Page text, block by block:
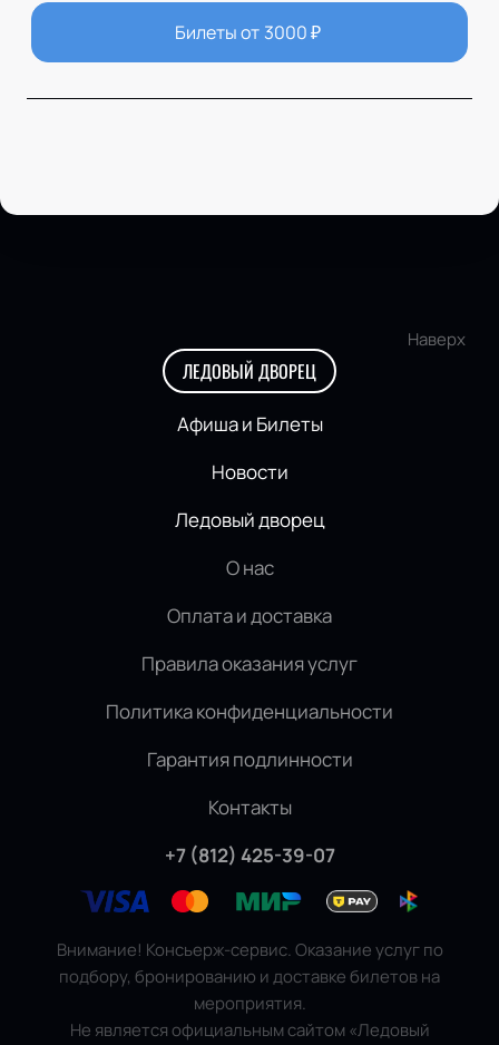
Билеты от 3000₽
Наверх
ЛЕДОВЫЙ ДВОРЕЦ
Афиша и Билеты
Новости
Ледовый дворец
О нас
Оплата и доставка
Правила оказания услуг
Политика конфиденциальности
Гарантия подлинности
Контакты
+7 (812) 425-39-07
Внимание! Консьерж-сервис. Оказание услуг по
подбору, бронированию и доставке билетов на
мероприятия.
Не является официальным сайтом «Ледовый